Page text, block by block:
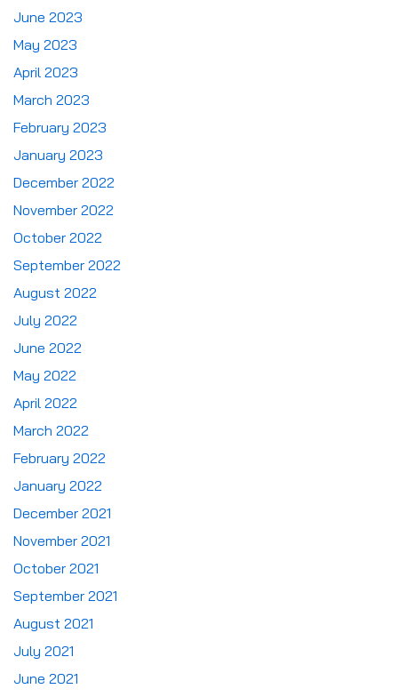
June 2023
May 2023
April 2023
March 2023
February 2023
January 2023
December 2022
November 2022
October 2022
September 2022
August 2022
July 2022
June 2022
May 2022
April 2022
March 2022
February 2022
January 2022
December 2021
November 2021
October 2021
September 2021
August 2021
July 2021
June 2021